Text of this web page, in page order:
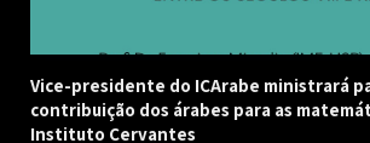
Vice-presidente do ICArabe ministrará
contribuição dos árabes para as
Instituto Cervantes